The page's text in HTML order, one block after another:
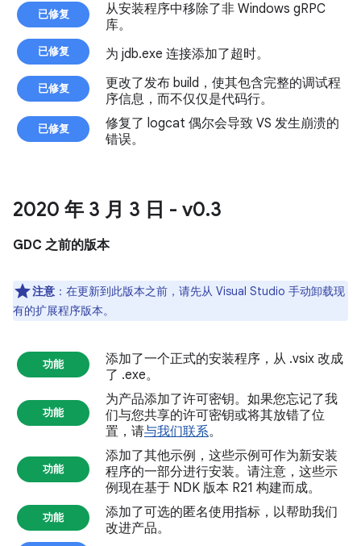
已修复
从安装程序中移除了非 Windows gRPC
库。
已修复 为 jdb.exe 连接添加了超时。
已修复
更改了发布 build，使其包含完整的调试程
序信息，而不仅仅是代码行。
已修复
修复了 logcat 偶尔会导致 VS 发生崩溃的
错误。
2020 年 3 月 3 日 - v0.3
GDC 之前的版本
注意 ： 在更新到此版本之前，请先从 Visual Studio 手动卸载现
有的扩展程序版本。
功能
添加了一个正式的安装程序，从 .vsix 改成
了 .exe。
功能
为产品添加了许可密钥。如果您忘记了我
们与您共享的许可密钥或将其放错了位
置，请与我们联系。
功能
添加了其他示例，这些示例可作为新安装
程序的一部分进行安装。请注意，这些示
例现在基于 NDK 版本 R21 构建而成。
功能
添加了可选的匿名使用指标，以帮助我们
改进产品。